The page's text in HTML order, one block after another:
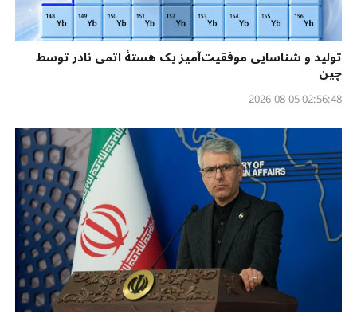
تولید و شناسایی موفقیت‌آمیز یک هستهٔ اتمی نادر توسط
چین
02:56:48 2026-08-05